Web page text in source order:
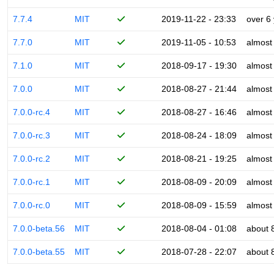
7.7.4 MIT 2019-11-22 - 23:33 over 6
7.7.0 MIT 2019-11-05 - 10:53
7.1.0 MIT 2018-09-17 - 19:30
7.0.0 MIT 2018-08-27 - 21:44
7.0.0-rc.4 MIT 2018-08-27 - 16:46
7.0.0-rc.3 MIT 2018-08-24 - 18:09
7.0.0-rc.2 MIT 2018-08-21 - 19:25
7.0.0-rc.1 MIT 2018-08-09 - 20:09
7.0.0-rc.0 MIT 2018-08-09 - 15:59
7.0.0-beta.56 MIT 2018-08-04 - 01:08 about
7.0.0-beta.55 MIT 2018-07-28 - 22:07 about